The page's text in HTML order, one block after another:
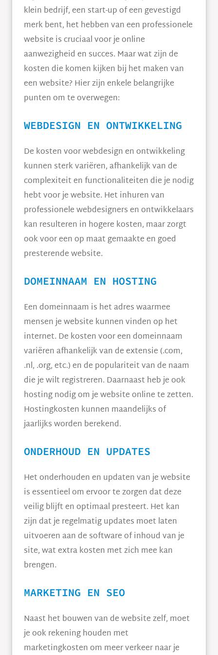
klein bedrijf, een start-up of een gevestigd
merk bent, het hebben van een professionele
website is cruciaal voor je online
aanwezigheid en succes. Maar wat zijn de
kosten die komen kijken bij het maken van
een website? Hier zijn enkele belangrijke
punten om te overwegen:
WEBDESIGN EN ONTWIKKELING
De kosten voor webdesign en ontwikkeling
kunnen sterk variëren, afhankelijk van de
complexiteit en functionaliteiten die je nodig
hebt voor je website. Het inhuren van
professionele webdesigners en ontwikkelaars
kan resulteren in hogere kosten, maar zorgt
ook voor een op maat gemaakte en goed
presterende website.
DOMEINNAAM EN HOSTING
Een domeinnaam is het adres waarmee
mensen je website kunnen vinden op het
internet. De kosten voor een domeinnaam
variëren afhankelijk van de extensie (.com,
.nl, .org, etc.) en de populariteit van de naam
die je wilt registreren. Daarnaast heb je ook
hosting nodig om je website online te zetten.
Hostingkosten kunnen maandelijks of
jaarlijks worden berekend.
ONDERHOUD EN UPDATES
Het onderhouden en updaten van je website
is essentieel om ervoor te zorgen dat deze
veilig blijft en optimaal presteert. Het kan
zijn dat je regelmatig updates moet laten
uitvoeren aan de software of inhoud van je
site, wat extra kosten met zich mee kan
brengen.
MARKETING EN SEO
Naast het bouwen van de website zelf, moet
je ook rekening houden met
marketingkosten om meer verkeer naar je